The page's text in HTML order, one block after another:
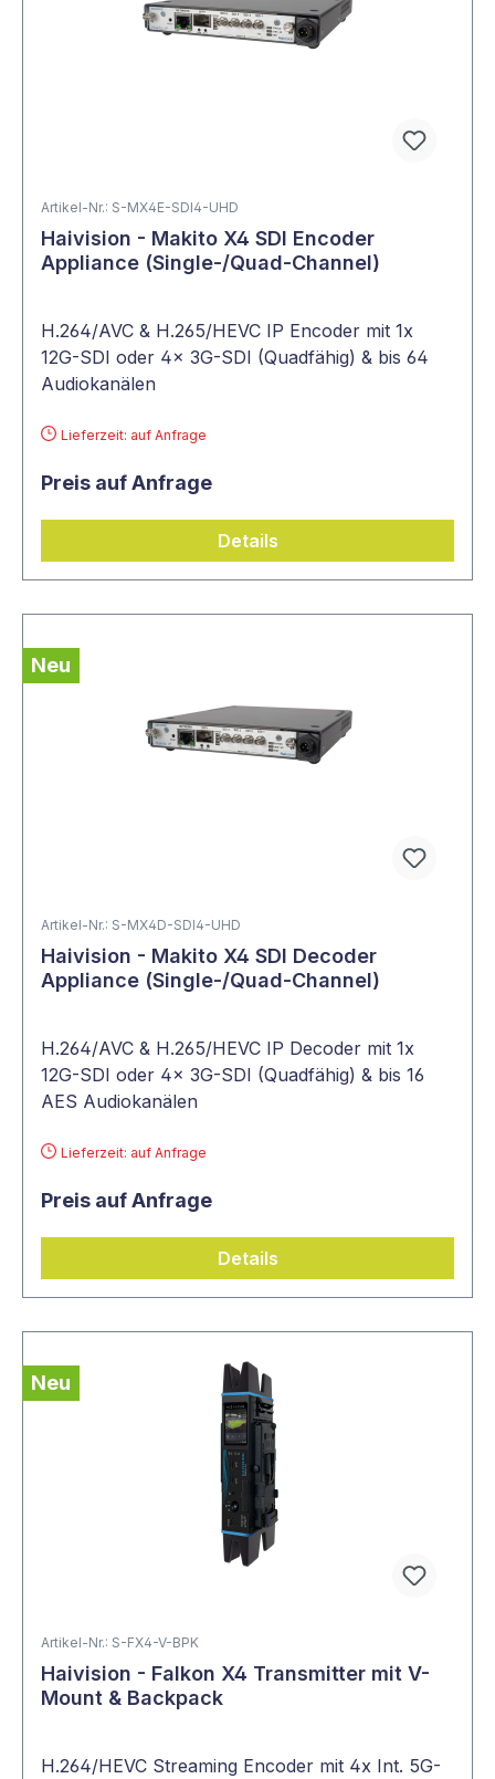
Artikel-Nr.: S-MX4E-SDI4-UHD
Haivision - Makito X4 SDI Encoder
Appliance (Single-/Quad-Channel)
H.264/AVC & H.265/HEVC IP Encoder mit 1x
12G-SDI oder 4x 3G-SDI (Quadfähig) & bis 64
Audiokanälen
Lieferzeit: auf Anfrage
Preis auf Anfrage
Details
Neu
Artikel-Nr.: S-MX4D-SDI4-UHD
Haivision - Makito X4 SDI Decoder
Appliance (Single-/Quad-Channel)
H.264/AVC & H.265/HEVC IP Decoder mit 1x
12G-SDI oder 4x 3G-SDI (Quadfähig) & bis 16
AES Audiokanälen
Lieferzeit: auf Anfrage
Preis auf Anfrage
Details
Neu
Artikel-Nr.: S-FX4-V-BPK
Haivision - Falkon X4 Transmitter mit V-
Mount & Backpack
H.264/HEVC Streaming Encoder mit 4x Int. 5G-